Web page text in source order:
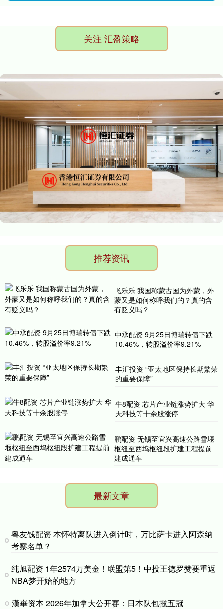
关注 汇盈策略
推荐资讯
飞乐乐 我国称蒙古国为外蒙，外
蒙又是如何称呼我们的？真的含
有贬义吗？
中承配资 9月25日博瑞转债下跌
10.46%，转股溢价率9.21%
丰汇投资 “亚太地区保持长期繁荣
的重要保障”
牛8配资 芯片产业链涨势扩大 华
天科技等十余股涨停
鹏配资 无锡至宜兴高速公路雪堰
枢纽至西坞枢纽段扩建工程提前
建成通车
最新文章
粤友钱配资 本怀特离队进入倒计时，万比萨卡进入阿森纳
考察名单？
纯旭配资 1年2574万美金！联盟第5！中投王德罗赞要重返
NBA梦开始的地方
漢崋资本 2026年加拿大公开赛：日本队包揽五冠